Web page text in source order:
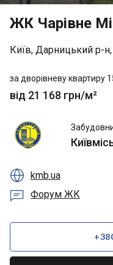
ЖК Чарівне
Київ, Дарницький р-
за дворівневу квартиру
від 21 168 грн/м²
Київміськбуд
 kmb.ua
 Форум ЖК